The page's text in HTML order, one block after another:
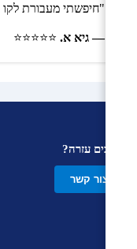
"חיפשתי מעבורת
— גיא א. ⭐⭐⭐⭐⭐
צריכים עזרה?
צור קשר